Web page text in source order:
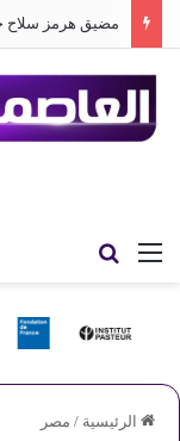
مضيق هرمز سلاح
القائمة
الرئيسية / مصر